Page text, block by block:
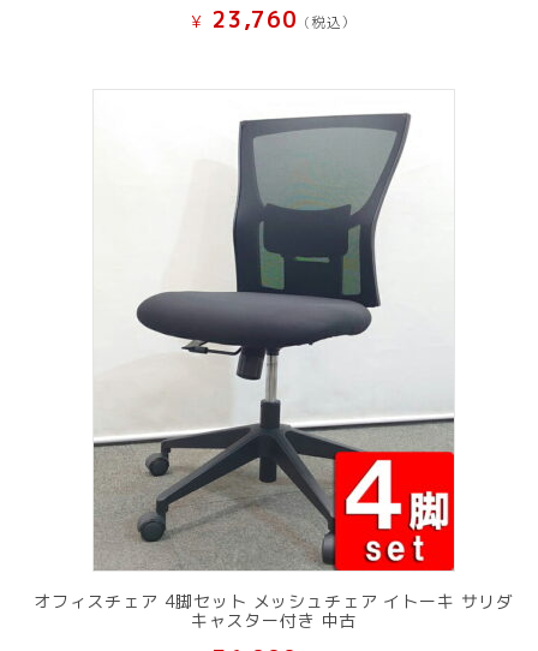
¥ 23,760 (税込）
オフィスチェア 4脚セット メッシュチェア イトーキ サリダ
キャスター付き 中古